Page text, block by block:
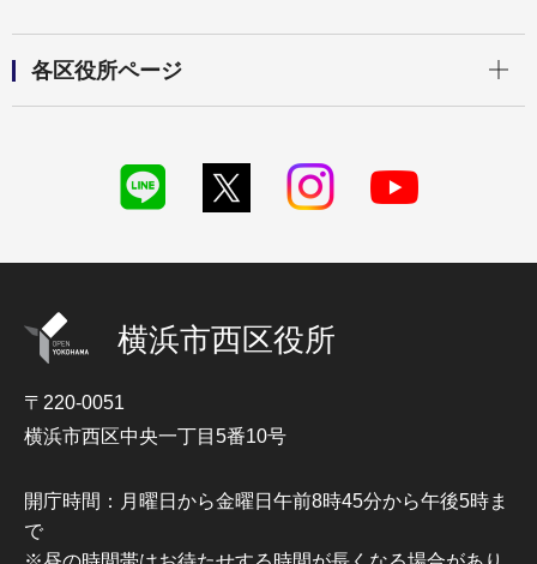
各区役所ページ
横浜市西区役所
〒220-0051
横浜市西区中央一丁目5番10号
開庁時間：月曜日から金曜日午前8時45分から午後5時ま
で